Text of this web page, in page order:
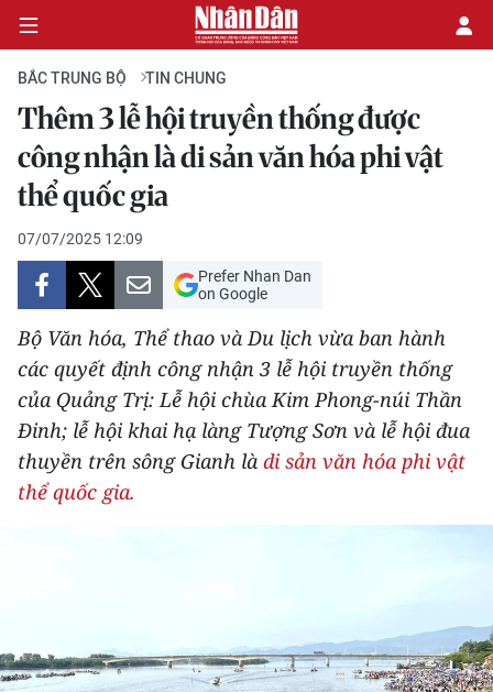
CHÍNH TRỊ
KINH TẾ
VĂN HÓA
XÃ HỘI
PHÁP LUẬT
DU LỊCH
THẾ GIỚI
KHOA HỌC - CÔNG NGHỆ
BẮC TRUNG BỘ TIN CHUNG
Thêm 3 lễ hội truyền thống được
công nhận là di sản văn hóa phi vật
thể quốc gia
07/07/2025 12:09
Prefer Nhan Dan
on Google
Bộ Văn hóa, Thể thao và Du lịch vừa ban hành
các quyết định công nhận 3 lễ hội truyền thống
của Quảng Trị: Lễ hội chùa Kim Phong-núi Thần
Đinh; lễ hội khai hạ làng Tượng Sơn và lễ hội đua
thuyền trên sông Gianh là di sản văn hóa phi vật
thể quốc gia.